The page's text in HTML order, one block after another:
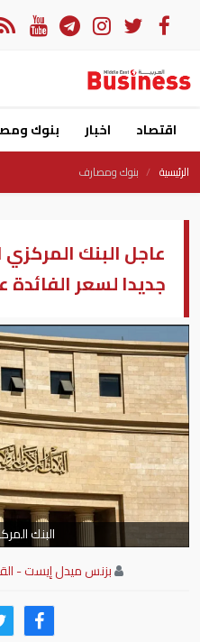
اقتصاد اخبار بنوك
الرئيسية بنوك ومصارف
عاجل البنك
جديدا لسعر الفائدة
البنك
بزنس ميدل إيست -